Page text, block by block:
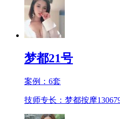
梦都21号
案例： 6套
技师专长：梦都按摩